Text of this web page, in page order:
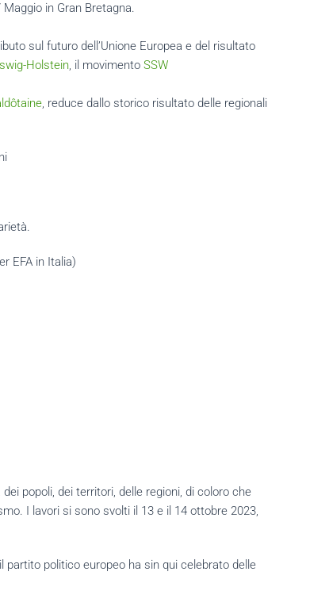
in Gran Bretagna.
sul futuro dell’Unione Europea e del risultato
Holstein, il movimento SSW
, reduce dallo storico risultato delle regionali
EFA in Italia)
popoli, dei territori, delle regioni, di coloro che
I lavori si sono svolti il 13 e il 14 ottobre 2023,
politico europeo ha sin qui celebrato delle